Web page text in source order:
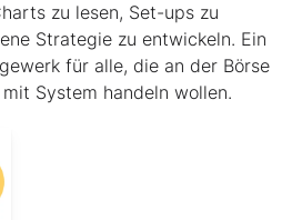
zu lesen, Set-ups zu
Strategie zu entwickeln. Ein
für alle, die an der Börse
System handeln wollen.